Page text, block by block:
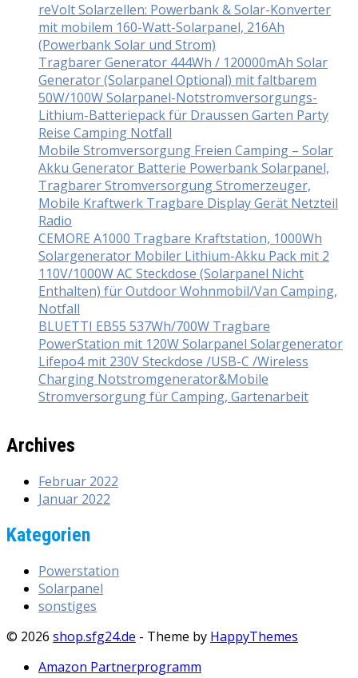
reVolt Solarzellen: Powerbank & Solar-Konverter
mit mobilem 160-Watt-Solarpanel, 216Ah
(Powerbank Solar und Strom)
Tragbarer Generator 444Wh / 120000mAh Solar
Generator (Solarpanel Optional) mit faltbarem
50W/100W Solarpanel-Notstromversorgungs-
Lithium-Batteriepack für Draussen Garten Party
Reise Camping Notfall
Mobile Stromversorgung Freien Camping – Solar
Akku Generator Batterie Powerbank Solarpanel,
Tragbarer Stromversorgung Stromerzeuger,
Mobile Kraftwerk Tragbare Display Gerät Netzteil
Radio
CEMORE A1000 Tragbare Kraftstation, 1000Wh
Solargenerator Mobiler Lithium-Akku Pack mit 2
110V/1000W AC Steckdose (Solarpanel Nicht
Enthalten) für Outdoor Wohnmobil/Van Camping,
Notfall
BLUETTI EB55 537Wh/700W Tragbare
PowerStation mit 120W Solarpanel Solargenerator
Lifepo4 mit 230V Steckdose /USB-C /Wireless
Charging Notstromgenerator&Mobile
Stromversorgung für Camping, Gartenarbeit
Archives
Februar 2022
Januar 2022
Kategorien
Powerstation
Solarpanel
sonstiges
© 2026 shop.sfg24.de - Theme by HappyThemes
Amazon Partnerprogramm